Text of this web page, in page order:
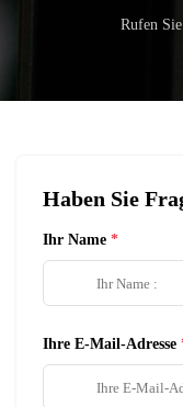
Rufen
Haben Sie
Ihr Name
Ihre E-Mail-Adresse